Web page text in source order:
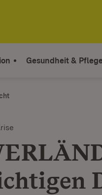
Gesundheit &